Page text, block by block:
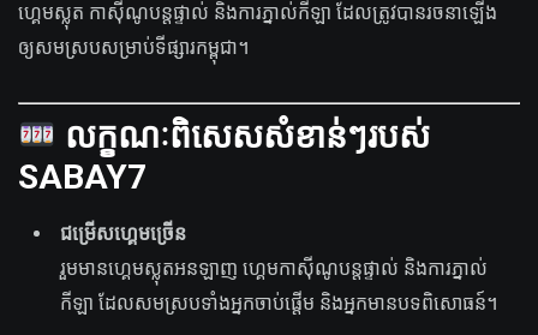
ហ្គេមស្លុត កាស៊ីណូបន្តផ្ទាល់ និងការភ្នាល់កីឡា ដែលត្រូវបានរចនាឡើង
ឲ្យសមស្របសម្រាប់ទីផ្សារកម្ពុជា។
លក្ខណៈពិសេសសំខាន់ៗរបស់
SABAY7
ជម្រើសហ្គេមច្រើន
រួមមានហ្គេមស្លុតអនឡាញ ហ្គេមកាស៊ីណូបន្តផ្ទាល់ និងការភ្នាល់
កីឡា ដែលសមស្របទាំងអ្នកចាប់ផ្តើម និងអ្នកមានបទពិសោធន៍។